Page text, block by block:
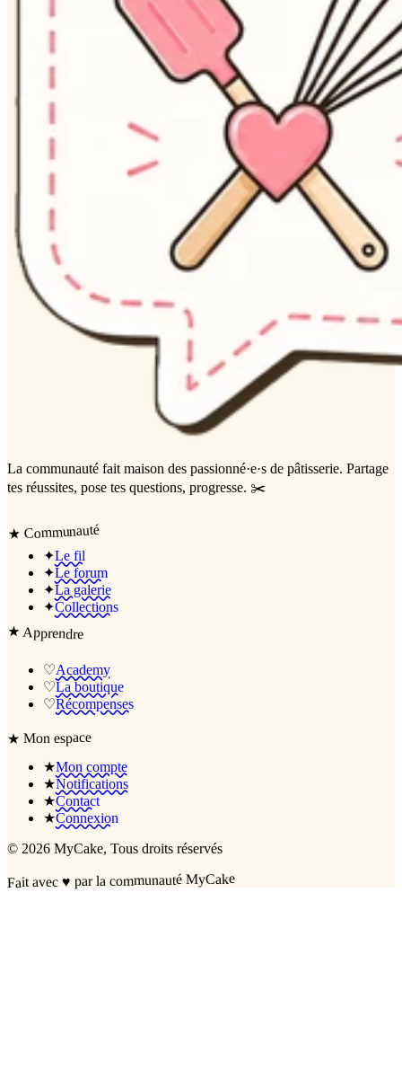
La communauté fait maison des passionné·e·s de pâtisserie. Partage
tes réussites, pose tes questions, progresse. ✂️
★ Communauté
✦Le fil
✦Le forum
✦La galerie
✦Collections
★Apprendre
♡Academy
♡La boutique
♡Récompenses
★Mon espace
★Mon compte
★Notifications
★Contact
★Connexion
© 2026 MyCake, Tous droits réservés
Fait avec♥ par la communauté MyCake